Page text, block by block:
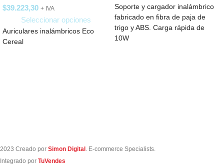
$39.223,30 + IVA
Seleccionar opciones
Auriculares inalámbricos Eco
Cereal
Soporte y cargador inalámbrico
fabricado en fibra de paja de
trigo y ABS. Carga rápida de
10W
2023 Creado por Simon Digital . E-commerce Specialists.
Integrado por TuVendes